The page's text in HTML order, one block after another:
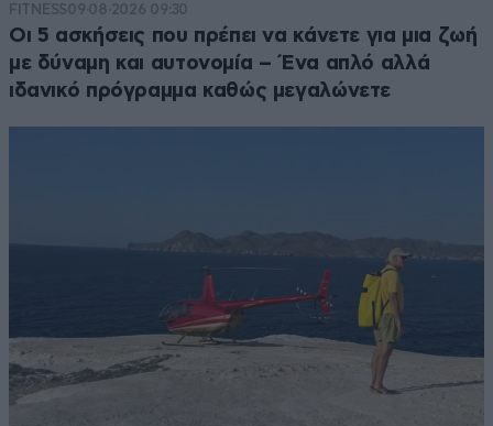
FITNESS09·08·2026 09:30
Οι 5 ασκήσεις που πρέπει να κάνετε για μια ζωή
με δύναμη και αυτονομία – Ένα απλό αλλά
ιδανικό πρόγραμμα καθώς μεγαλώνετε